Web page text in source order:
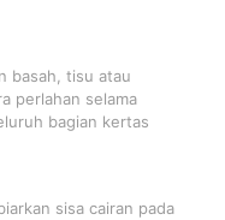
basah, tisu atau
perlahan selama
bagian kertas
sisa cairan pada